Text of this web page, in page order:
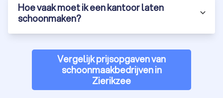
Hoe vaak moet ik een kantoor laten
schoonmaken?
Vergelijk prijsopgaven van
schoonmaakbedrijven in
Zierikzee